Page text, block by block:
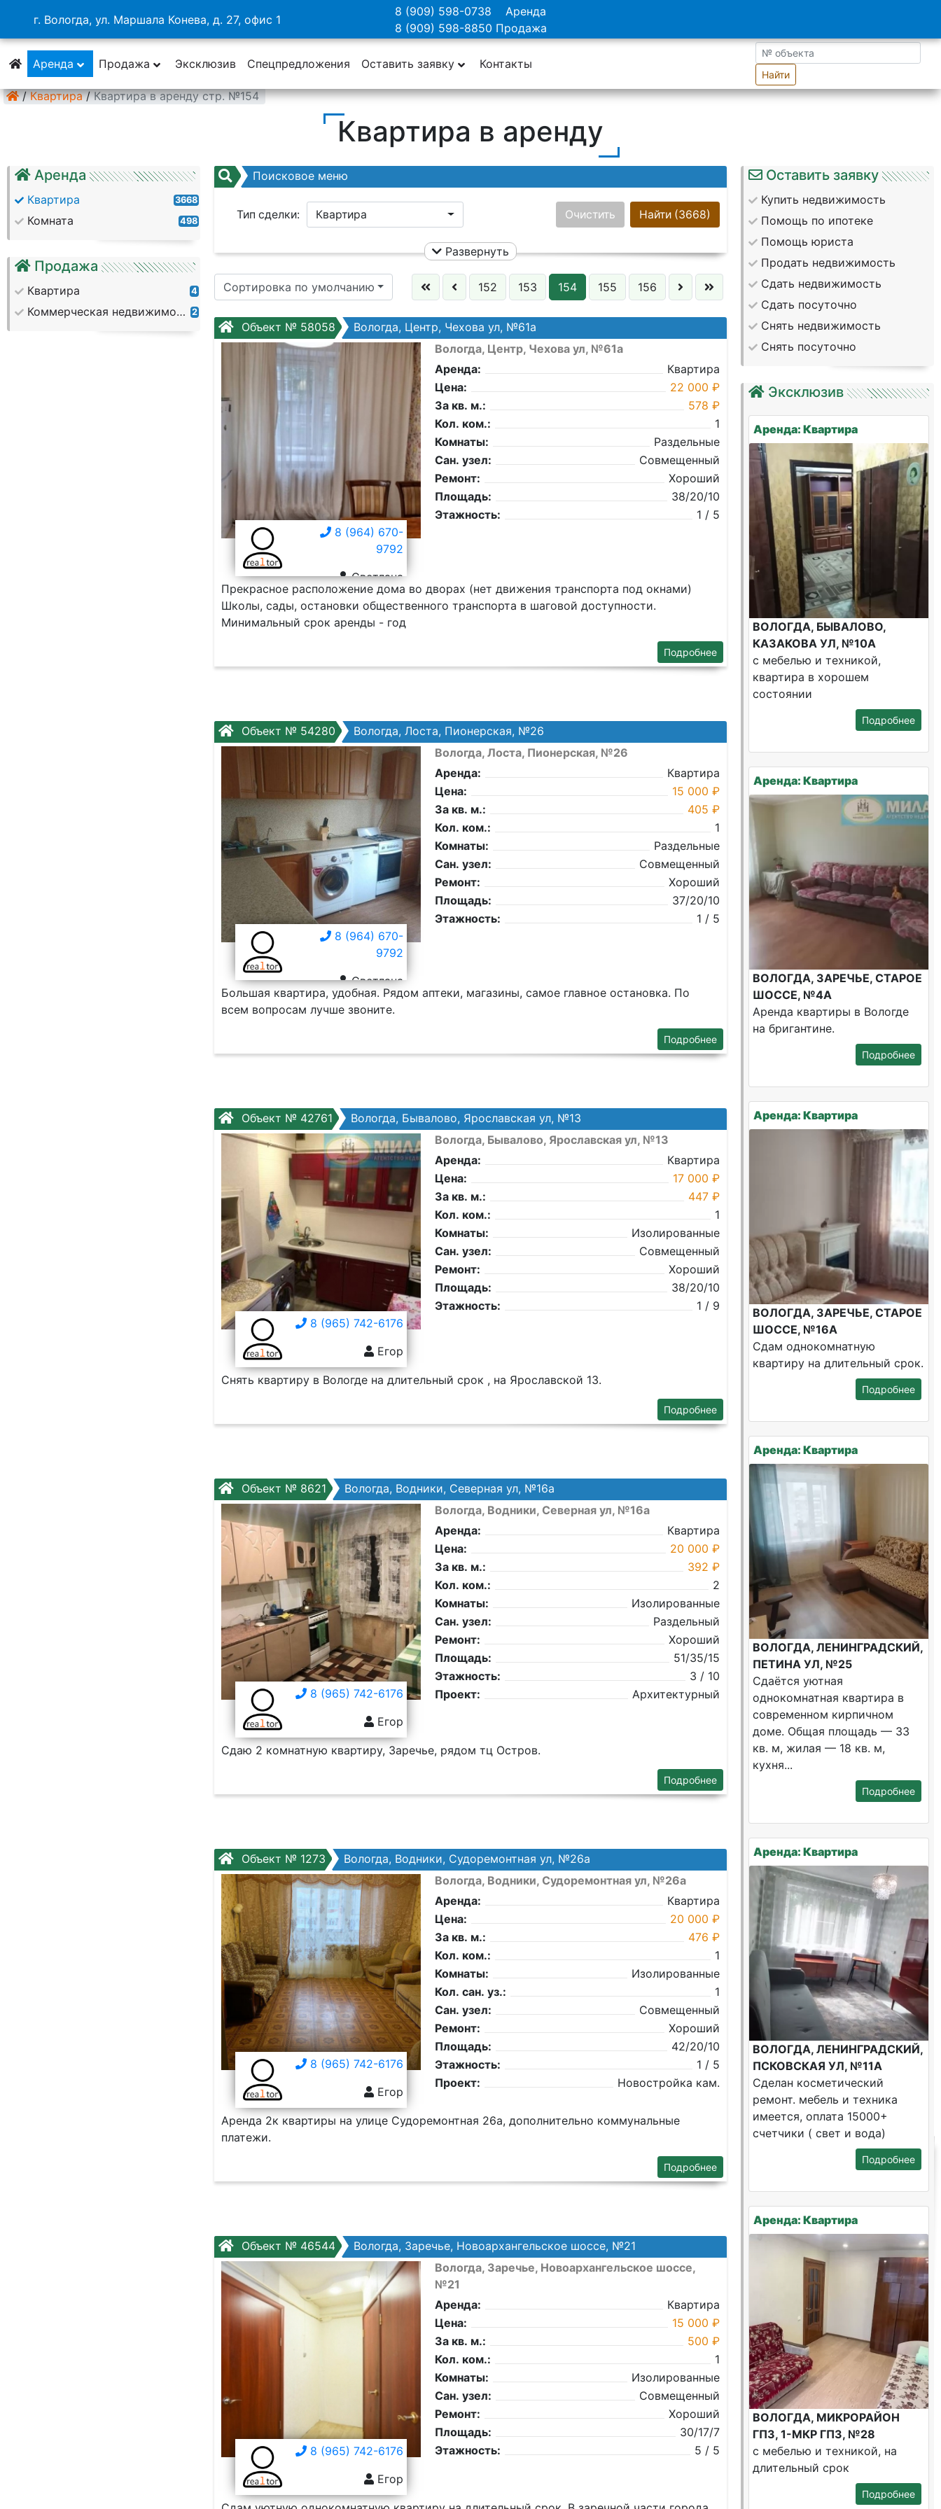
г. Вологда, ул. Маршала Конева, д. 27, офис 1
8 (909) 598-0738 Аренда
8 (909) 598-8850 Продажа
Аренда Продажа Эксклюзив Спецпредложения Оставить заявку Контакты
Найти
/ Квартира / Квартира в аренду стр. №154
Квартира в аренду
Аренда
Квартира 3668
Комната 498
Продажа
Квартира 4
Коммерческая недвижимость 2
Поисковое меню
Тип сделки: Квартира Найти (3668)
Очистить
Район: Ничего не выбрано Цена:
Кол. комнат: Этаж:
Слово:
Развернуть
Сортировка по умолчанию 152 153 154 155 156
Объект № 58058 Вологда, Центр, Чехова ул, №61а
8 (964) 670-
9792
Светлана
Вологда, Центр, Чехова ул, №61а
Аренда:
Квартира
Цена:
22 000 ₽
За кв. м.:
578 ₽
Кол. ком.:
1
Комнаты:
Раздельные
Сан. узел:
Совмещенный
Ремонт:
Хороший
Площадь:
38/20/10
Этажность:
1 / 5
Прекрасное расположение дома во дворах (нет движения транспорта под окнами)
Школы, сады, остановки общественного транспорта в шаговой доступности.
Минимальный срок аренды - год
Подробнее
Объект № 54280 Вологда, Лоста, Пионерская, №26
8 (964) 670-
9792
Светлана
Вологда, Лоста, Пионерская, №26
Аренда:
Квартира
Цена:
15 000 ₽
За кв. м.:
405 ₽
Кол. ком.:
1
Комнаты:
Раздельные
Сан. узел:
Совмещенный
Ремонт:
Хороший
Площадь:
37/20/10
Этажность:
1 / 5
Большая квартира, удобная. Рядом аптеки, магазины, самое главное остановка. По
всем вопросам лучше звоните.
Подробнее
Объект № 42761 Вологда, Бывалово, Ярославская ул, №13
8 (965) 742-6176
Егор
Вологда, Бывалово, Ярославская ул, №13
Аренда:
Квартира
Цена:
17 000 ₽
За кв. м.:
447 ₽
Кол. ком.:
1
Комнаты:
Изолированные
Сан. узел:
Совмещенный
Ремонт:
Хороший
Площадь:
38/20/10
Этажность:
1 / 9
Снять квартиру в Вологде на длительный срок , на Ярославской 13.
Подробнее
Объект № 8621 Вологда, Водники, Северная ул, №16а
8 (965) 742-6176
Егор
Вологда, Водники, Северная ул, №16а
Аренда:
Квартира
Цена:
20 000 ₽
За кв. м.:
392 ₽
Кол. ком.:
2
Комнаты:
Изолированные
Сан. узел:
Раздельный
Ремонт:
Хороший
Площадь:
51/35/15
Этажность:
3 / 10
Проект:
Архитектурный
Сдаю 2 комнатную квартиру, Заречье, рядом тц Остров.
Подробнее
Объект № 1273 Вологда, Водники, Судоремонтная ул, №26а
8 (965) 742-6176
Егор
Вологда, Водники, Судоремонтная ул, №26а
Аренда:
Квартира
Цена:
20 000 ₽
За кв. м.:
476 ₽
Кол. ком.:
1
Комнаты:
Изолированные
Кол. сан. уз.:
1
Сан. узел:
Совмещенный
Ремонт:
Хороший
Площадь:
42/20/10
Этажность:
1 / 5
Проект:
Новостройка кам.
Аренда 2к квартиры на улице Судоремонтная 26а, дополнительно коммунальные
платежи.
Подробнее
Объект № 46544 Вологда, Заречье, Новоархангельское шоссе, №21
8 (965) 742-6176
Егор
Вологда, Заречье, Новоархангельское шоссе,
№21
Аренда:
Квартира
Цена:
15 000 ₽
За кв. м.:
500 ₽
Кол. ком.:
1
Комнаты:
Изолированные
Сан. узел:
Совмещенный
Ремонт:
Хороший
Площадь:
30/17/7
Этажность:
5 / 5
Оставить заявку
Купить недвижимость
Помощь по ипотеке
Помощь юриста
Продать недвижимость
Сдать недвижимость
Сдать посуточно
Снять недвижимость
Снять посуточно
Эксклюзив
Аренда: Квартира
ВОЛОГДА, БЫВАЛОВО,
КАЗАКОВА УЛ, №10А
с мебелью и техникой,
квартира в хорошем
состоянии
Подробнее
Аренда: Квартира
ВОЛОГДА, ЗАРЕЧЬЕ, СТАРОЕ
ШОССЕ, №4А
Аренда квартиры в Вологде
на бригантине.
Подробнее
Аренда: Квартира
ВОЛОГДА, ЗАРЕЧЬЕ, СТАРОЕ
ШОССЕ, №16А
Сдам однокомнатную
квартиру на длительный срок.
Подробнее
Аренда: Квартира
ВОЛОГДА, ЛЕНИНГРАДСКИЙ,
ПЕТИНА УЛ, №25
Сдаётся уютная
однокомнатная квартира в
современном кирпичном
доме. Общая площадь — 33
кв. м, жилая — 18 кв. м,
кухня...
Подробнее
Аренда: Квартира
ВОЛОГДА, ЛЕНИНГРАДСКИЙ,
ПСКОВСКАЯ УЛ, №11А
Сделан косметический
ремонт. мебель и техника
имеется, оплата 15000+
счетчики ( свет и вода)
Подробнее
Аренда: Квартира
ВОЛОГДА, МИКРОРАЙОН
ГПЗ, 1-МКР ГПЗ, №28
с мебелью и техникой, на
длительный срок
Подробнее